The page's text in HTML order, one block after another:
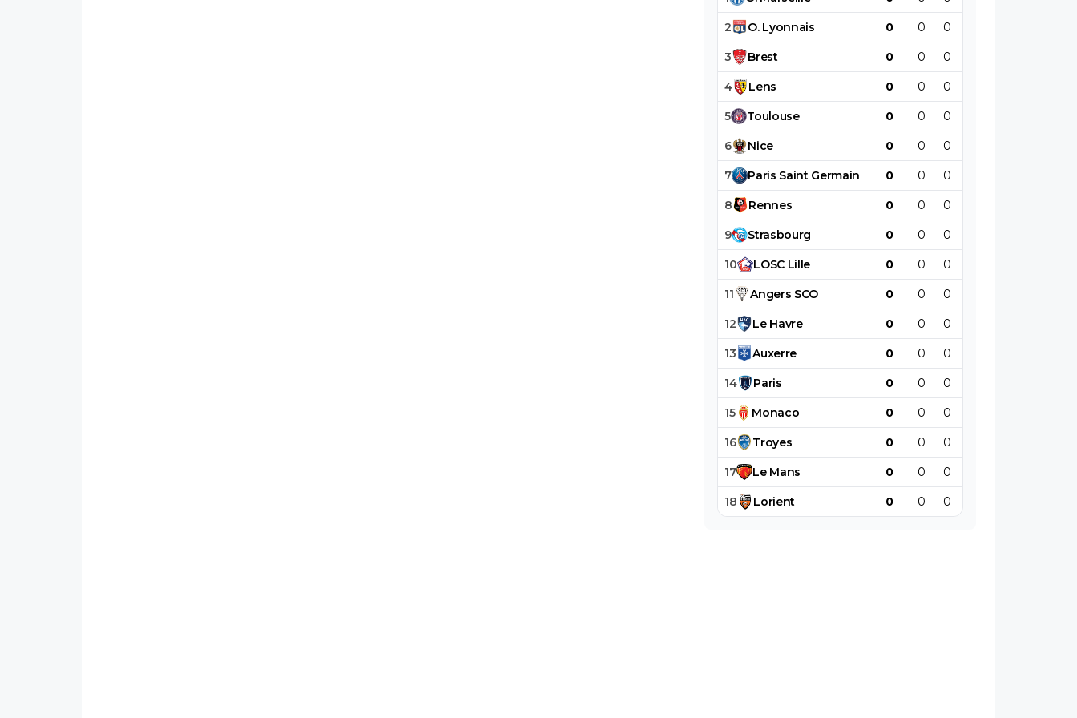
2 O. Lyonnais 0 0 0
3 Brest 0 0 0
4 Lens 0 0 0
5 Toulouse 0 0 0
6 Nice 0 0 0
7 Paris Saint Germain 0 0 0
8 Rennes 0 0 0
9 Strasbourg 0 0 0
10 LOSC Lille 0 0 0
11 Angers SCO 0 0 0
12 Le Havre 0 0 0
13 Auxerre 0 0 0
14 Paris 0 0 0
15 Monaco 0 0 0
16 Troyes 0 0 0
17 Le Mans 0 0 0
18 Lorient 0 0 0